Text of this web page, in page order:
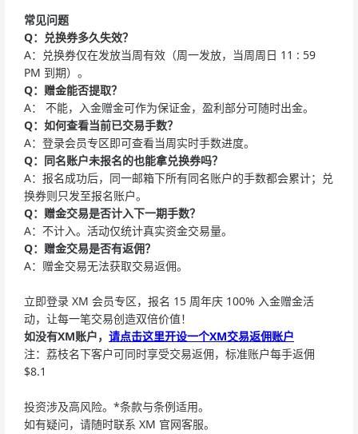
常见问题
Q：兑换券多久失效？
A：兑换券仅在发放当周有效（周一发放，当周周日 11 : 59
PM 到期）。
Q： 赠金能否提取？
A： 不能，入金赠金可作为保证金，盈利部分可随时出金。
Q：如何查看当前已交易手数？
A：登录会员专区即可查看当周实时手数进度。
Q：同名账户未报名的也能拿兑换券吗？
A：报名成功后，同一邮箱下所有同名账户的手数都会累计；兑
换券则只发至报名账户。
Q：赠金交易是否计入下一期手数？
A：不计入。活动仅统计真实资金交易量。
Q：赠金交易是否有返佣？
A：赠金交易无法获取交易返佣。
立即登录 XM 会员专区，报名 15 周年庆 100% 入金赠金活
动，让每一笔交易创造双倍价值！
如没有XM账户， 请点击这里开设一个XM交易返佣账户
注：荔枝名下客户可同时享受交易返佣，标准账户每手返佣
$8.1
投资涉及高风险。*条款与条例适用。
如有疑问，请随时联系 XM 官网客服。